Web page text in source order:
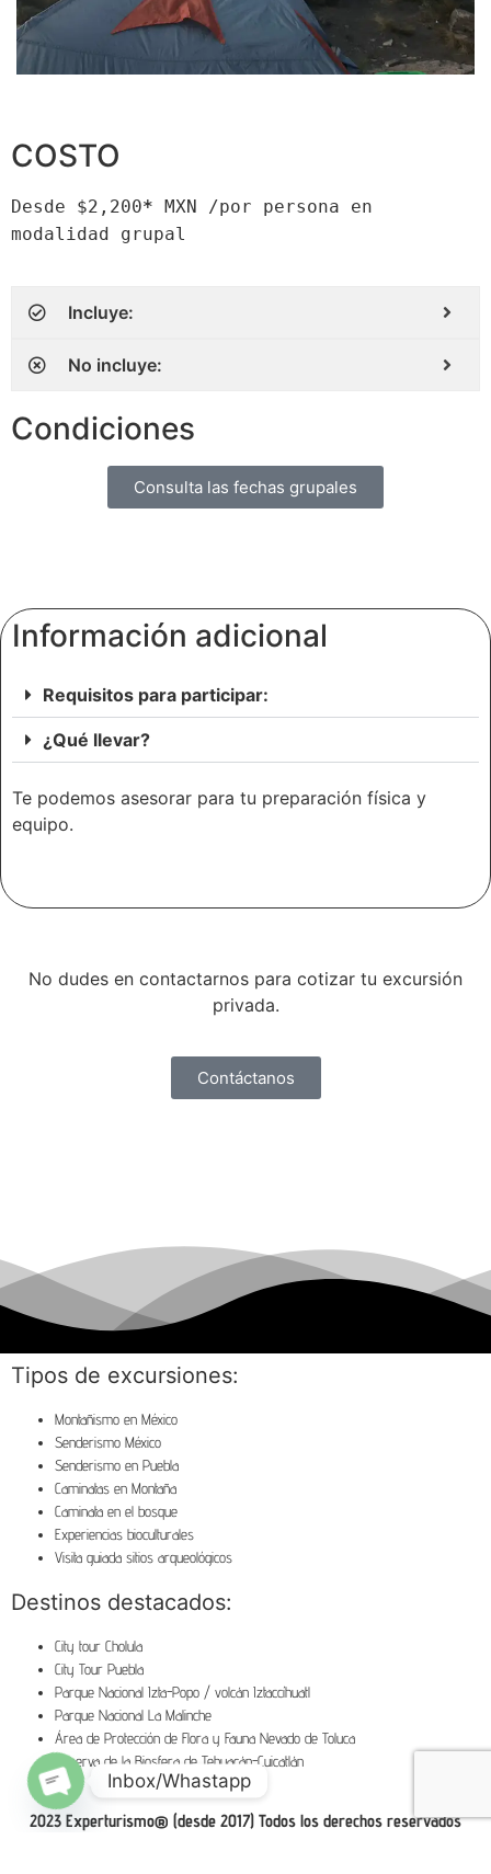
COSTO
Desde $2,200* MXN /por persona en
modalidad grupal
Incluye:
No incluye:
Condiciones
Consulta las fechas grupales
Información adicional
Requisitos para participar:
¿Qué llevar?
Te podemos asesorar para tu preparación física y
equipo.
No dudes en contactarnos para cotizar tu excursión
privada.
Contáctanos
Tipos de excursiones:
Montañismo en México
Senderismo México
Senderismo en Puebla
Caminatas en Montaña
Caminata en el bosque
Experiencias bioculturales
Visita guiada sitios arqueológicos
Destinos destacados:
City tour Cholula
City Tour Puebla
Parque Nacional Izta-Popo / volcán Iztaccíhuatl
Parque Nacional La Malinche
Área de Protección de Flora y Fauna Nevado de Toluca
Reserva de la Biosfera de Tehuacán-Cuicatlán
2023 Experturismo® (desde 2017) Todos los derechos reservados
Inbox/Whastapp
Open chaty